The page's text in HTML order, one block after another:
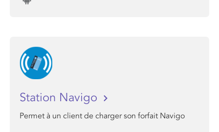
Station Navigo
Permet à un client de charger son forfait Navigo